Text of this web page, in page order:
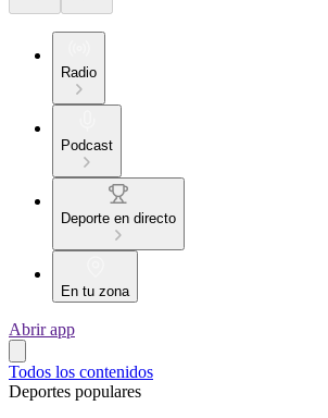
Radio
Podcast
Deporte en directo
En tu zona
Abrir app
Todos los contenidos
Deportes populares